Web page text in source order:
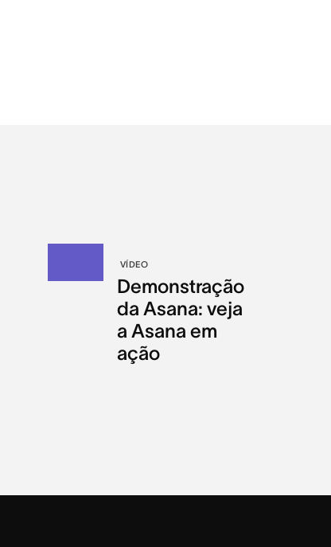
VÍDEO
Demonstração
da Asana: veja
a Asana em
ação